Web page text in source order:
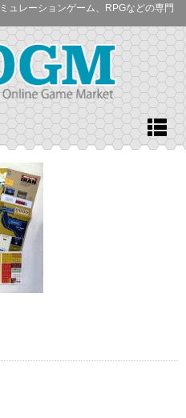
ュレーションゲーム、RPGなどの専門